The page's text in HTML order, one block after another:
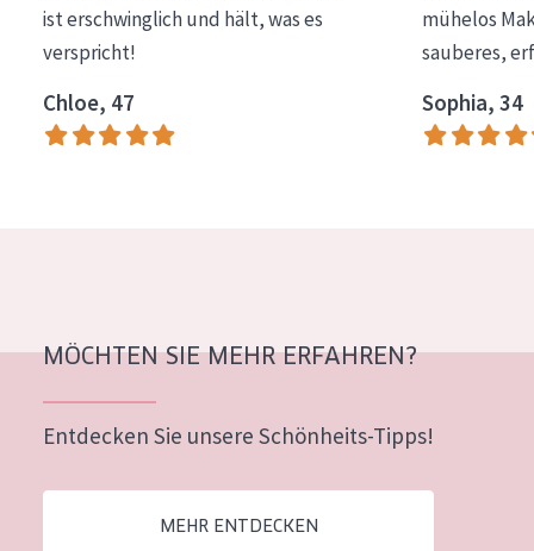
Expert
Empfindliche Haut
Jedes alter
ist erschwinglich und hält, was es
verspricht!
Chloe, 47
mühelos
sauberes,
Sophia, 34
MÖCHTEN SIE MEHR ERFAHREN?
Entdecken Sie unsere Schönheits-Tipps!
MEHR ENTDECKEN